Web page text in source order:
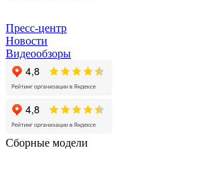
Пресс-центр
Новости
Видеообзоры
Сборные модели